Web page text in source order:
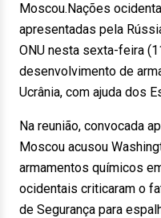
Moscou.Nações
apresentadas pela
ONU nesta sexta-feira
desenvolvimento de
Ucrânia, com ajuda dos
Na reunião, convocada
Moscou acusou
armamentos químicos
ocidentais criticaram o
de Segurança para